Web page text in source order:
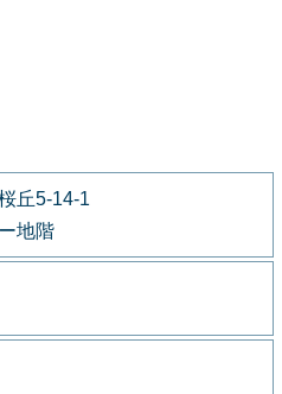
丘5-14-1
地階